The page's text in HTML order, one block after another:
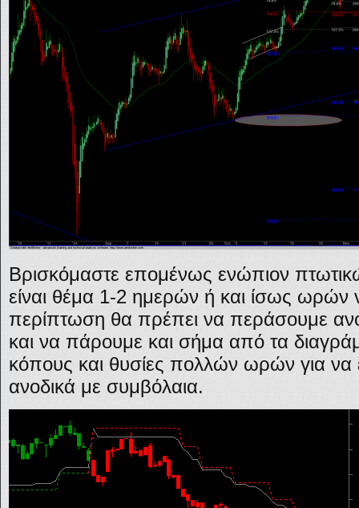
Βρισκόμαστε επομένως ενώπιον
είναι θέμα 1-2 ημερών ή και ίσως ωρών
περίπτωση θα πρέπει να περάσουμε
και να πάρουμε και σήμα από τα
κόπους και θυσίες πολλών ωρών για να
ανοδικά με συμβόλαια.